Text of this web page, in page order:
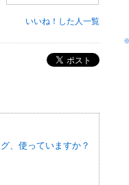
いいね！した人一覧
ポスト
、使っていますか？